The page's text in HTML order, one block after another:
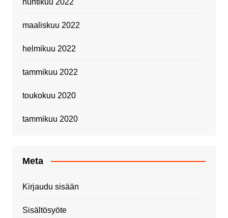
maaliskuu 2022
helmikuu 2022
tammikuu 2022
toukokuu 2020
tammikuu 2020
Meta
Kirjaudu sisään
Sisältösyöte